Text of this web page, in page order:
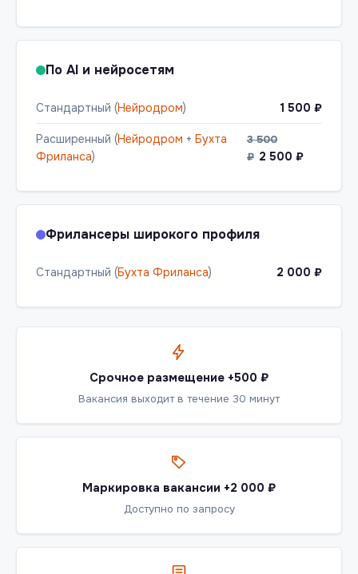
По AI и нейросетям
Стандартный (Нейродром) 1 500 ₽
Расширенный (Нейродром + Бухта
Фриланса)
3 500
₽ 2 500 ₽
Фрилансеры широкого профиля
Стандартный (Бухта Фриланса) 2 000 ₽
Срочное размещение +500 ₽
Вакансия выходит в течение 30 минут
Маркировка вакансии +2 000 ₽
Доступно по запросу